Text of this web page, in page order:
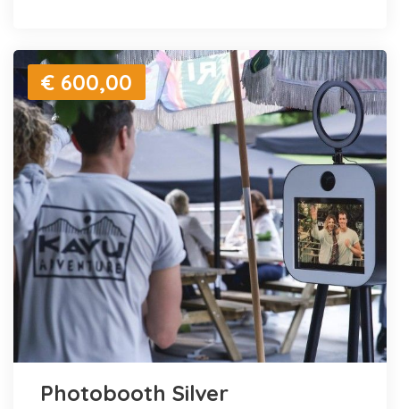
€ 600,00
Photobooth Silver